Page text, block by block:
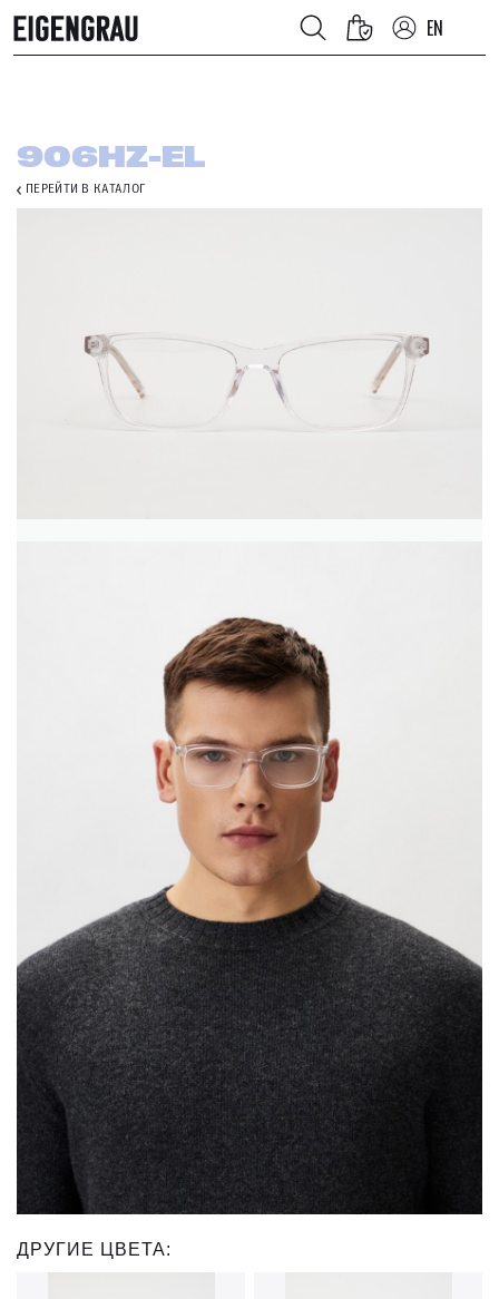
EN
906HZ-EL
ПЕРЕЙТИ В КАТАЛОГ
ДРУГИЕ ЦВЕТА: